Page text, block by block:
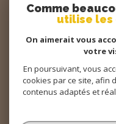
Comme
utilise les
On aimerait vous
votre
En poursuivant, vous
cookies par ce site, afin
contenus adaptés et